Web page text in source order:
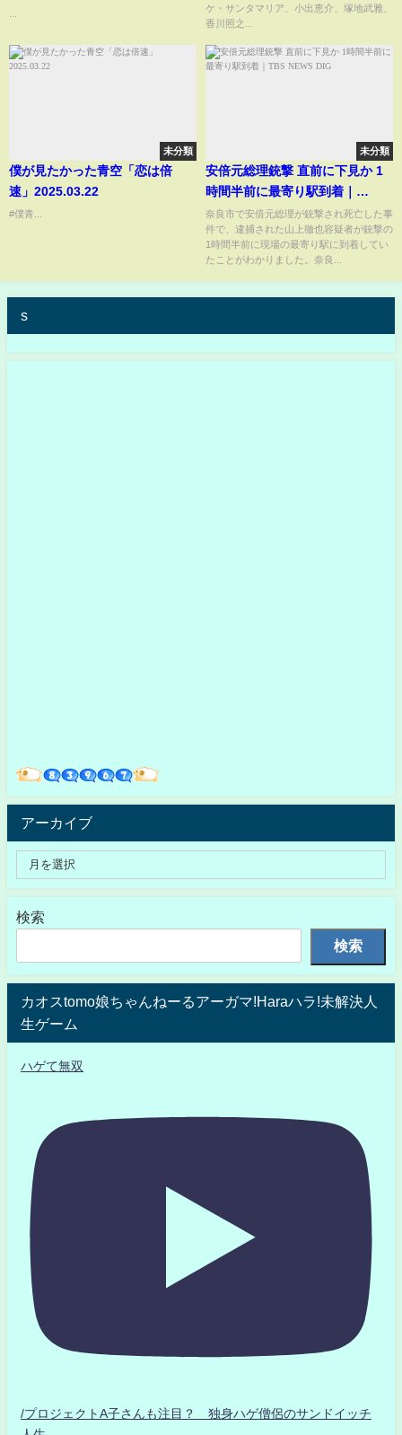
ケ・サンタマリア、小出恵介、塚地武雅、
香川照之...
未分類
僕が見たかった青空「恋は倍
速」2025.03.22
#僕青...
未分類
安倍元総理銃撃 直前に下見か 1
時間半前に最寄り駅到着｜
TBS NEWS DIG
奈良市で安倍元総理が銃撃され死亡した事
件で、逮捕された山上徹也容疑者が銃撃の
1時間半前に現場の最寄り駅に到着してい
たことがわかりました。奈良...
s
アーカイブ
検索
検索
カオスtomo娘ちゃんねーるアーガマ!Haraハラ!未解決人
生ゲーム
ハゲて無双
/プロジェクトA子さんも注目？ 独身ハゲ僧侶のサンドイッチ